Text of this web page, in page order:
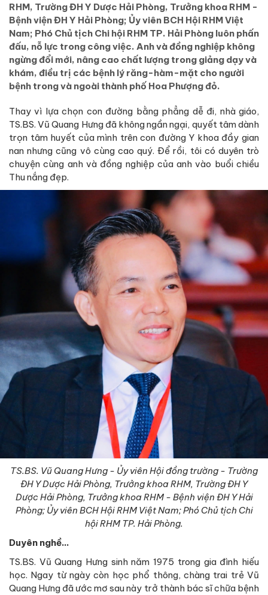
RHM, Trường ĐH Y Dược Hải Phòng, Trưởng khoa RHM -
Bệnh viện ĐH Y Hải Phòng; Ủy viên BCH Hội RHM Việt
Nam; Phó Chủ tịch Chi hội RHM TP. Hải Phòng luôn phấn
đấu, nỗ lực trong công việc. Anh và đồng nghiệp không
ngừng đổi mới, nâng cao chất lượng trong giảng dạy và
khám, điều trị các bệnh lý răng-hàm-mặt cho người
bệnh trong và ngoài thành phố Hoa Phượng đỏ.
Thay vì lựa chọn con đường bằng phẳng dễ đi, nhà giáo,
TS.BS. Vũ Quang Hưng đã không ngần ngại, quyết tâm dành
trọn tâm huyết của mình trên con đường Y khoa đầy gian
nan nhưng cũng vô cùng cao quý. Để rồi, tôi có duyên trò
chuyện cùng anh và đồng nghiệp của anh vào buổi chiều
Thu nắng đẹp.
TS.BS. Vũ Quang Hưng - Ủy viên Hội đồng trường - Trường
ĐH Y Dược Hải Phòng, Trưởng khoa RHM, Trường ĐH Y
Dược Hải Phòng, Trưởng khoa RHM - Bệnh viện ĐH Y Hải
Phòng; Ủy viên BCH Hội RHM Việt Nam; Phó Chủ tịch Chi
hội RHM TP. Hải Phòng.
Duyên nghề…
TS.BS. Vũ Quang Hưng sinh năm 1975 trong gia đình hiếu
học. Ngay từ ngày còn học phổ thông, chàng trai trẻ Vũ
Quang Hưng đã ước mơ sau này trở thành bác sĩ chữa bệnh